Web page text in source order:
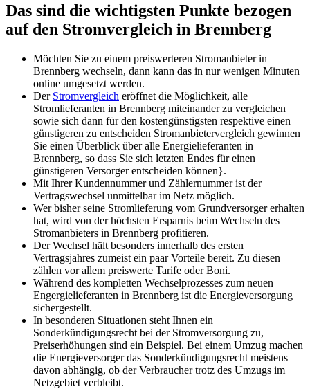
Das sind die wichtigsten Punkte bezogen
auf den Stromvergleich in Brennberg
Möchten Sie zu einem preiswerteren Stromanbieter in
Brennberg wechseln, dann kann das in nur wenigen Minuten
online umgesetzt werden.
Der Stromvergleich eröffnet die Möglichkeit, alle
Stromlieferanten in Brennberg miteinander zu vergleichen
sowie sich dann für den kostengünstigsten respektive einen
günstigeren zu entscheiden Stromanbietervergleich gewinnen
Sie einen Überblick über alle Energielieferanten in
Brennberg, so dass Sie sich letzten Endes für einen
günstigeren Versorger entscheiden können}.
Mit Ihrer Kundennummer und Zählernummer ist der
Vertragswechsel unmittelbar im Netz möglich.
Wer bisher seine Stromlieferung vom Grundversorger erhalten
hat, wird von der höchsten Ersparnis beim Wechseln des
Stromanbieters in Brennberg profitieren.
Der Wechsel hält besonders innerhalb des ersten
Vertragsjahres zumeist ein paar Vorteile bereit. Zu diesen
zählen vor allem preiswerte Tarife oder Boni.
Während des kompletten Wechselprozesses zum neuen
Engergielieferanten in Brennberg ist die Energieversorgung
sichergestellt.
In besonderen Situationen steht Ihnen ein
Sonderkündigungsrecht bei der Stromversorgung zu,
Preiserhöhungen sind ein Beispiel. Bei einem Umzug machen
die Energieversorger das Sonderkündigungsrecht meistens
davon abhängig, ob der Verbraucher trotz des Umzugs im
Netzgebiet verbleibt.